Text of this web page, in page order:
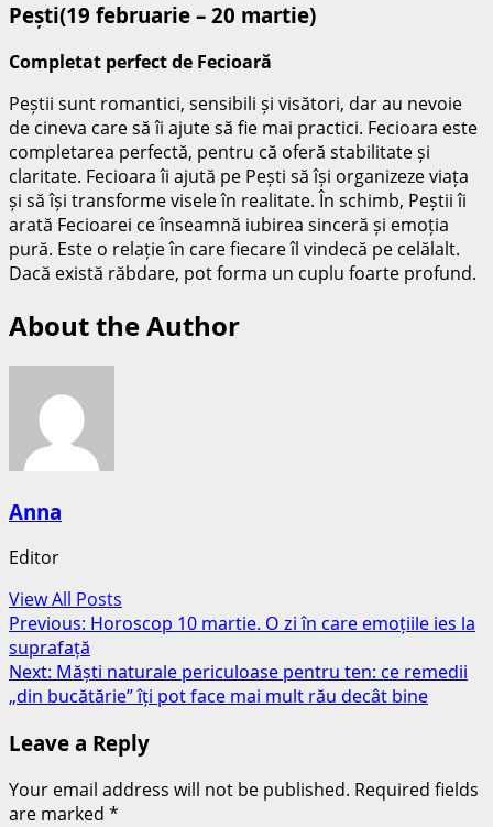
Pești(19 februarie – 20 martie)
Completat perfect de Fecioară
Peștii sunt romantici, sensibili și visători, dar au nevoie
de cineva care să îi ajute să fie mai practici. Fecioara este
completarea perfectă, pentru că oferă stabilitate și
claritate. Fecioara îi ajută pe Pești să își organizeze viața
și să își transforme visele în realitate. În schimb, Peștii îi
arată Fecioarei ce înseamnă iubirea sinceră și emoția
pură. Este o relație în care fiecare îl vindecă pe celălalt.
Dacă există răbdare, pot forma un cuplu foarte profund.
About the Author
Anna
Editor
View All Posts
Post
navigation
Previous: Horoscop 10 martie. O zi în care emoțiile ies la
suprafață
Next: Măști naturale periculoase pentru ten: ce remedii
„din bucătărie” îți pot face mai mult rău decât bine
Leave a Reply
Your email address will not be published. Required fields
are marked *